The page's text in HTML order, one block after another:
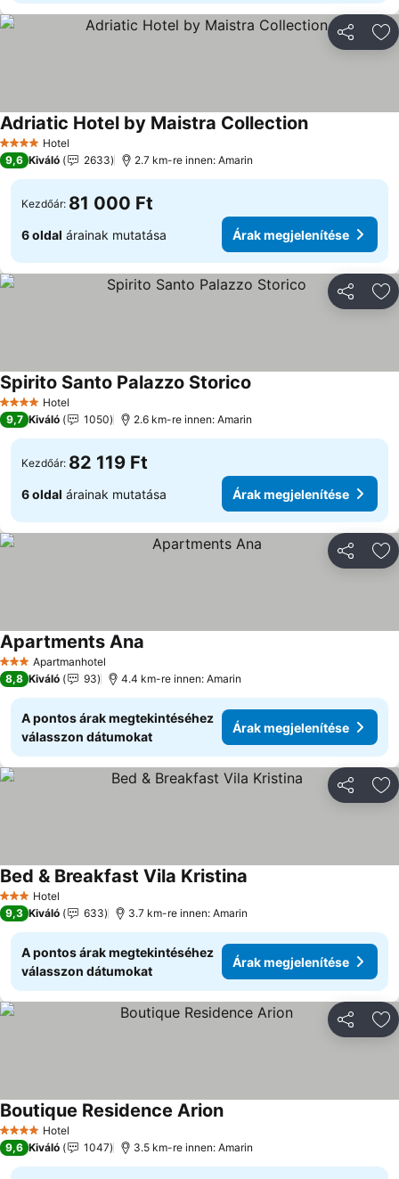
4 KategóriaHotel
Adriatic Hotel by Maistra CollectionÁrak
9,6 Kiváló 2633 2.7 km-re innen: Amarin
Kezdőár: 81 000 Ft
6 oldal árainak mutatása Árak megjelenítése
4 KategóriaHotel
Spirito Santo Palazzo Storico
9,7 Kiváló 1050 2.6 km-re innen: Amarin
Kezdőár: 82 119 Ft
6 oldal árainak mutatása Árak megjelenítése
3 KategóriaApartmanhotel
Apartments Ana
8,8 Kiváló 93 4.4 km-re innen: Amarin
A pontos árak megtekintéséhez
válasszon dátumokat
Árak megjelenítése
3 Kategória
Hotel
Bed & Breakfast Vila Kristina
9,3 Kiváló 633 3.7 km-re innen: Amarin
A pontos árak megtekintéséhez
válasszon dátumokat
Árak megjelenítése
4 KategóriaHotel
Boutique Residence ArionÁrak megjelenítése
9,6 Kiváló 1047 3.5 km-re innen: Amarin